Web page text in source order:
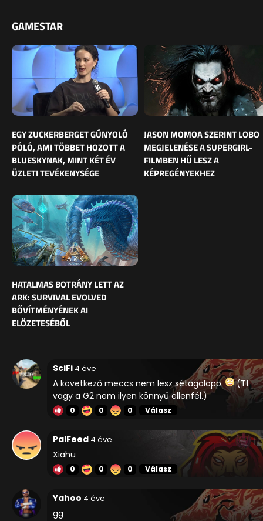
GAMESTAR
EGY ZUCKERBERGET GÚNYOLÓ
PÓLÓ, AMI TÖBBET HOZOTT A
BLUESKYNAK, MINT KÉT ÉV
ÜZLETI TEVÉKENYSÉGE
JASON MOMOA SZERINT LOBO
MEGJELENÉSE A SUPERGIRL-
FILMBEN HŰ LESZ A
KÉPREGÉNYEKHEZ
HATALMAS BOTRÁNY LETT AZ
ARK: SURVIVAL EVOLVED
BŐVÍTMÉNYÉNEK AI
ELŐZETESÉBŐL
SciFi 4 éve
A következő meccs nem lesz sétagalopp.
(T1
vagy a G2 nem ilyen könnyű ellenfél.)
0 0 0 Válasz
PalFeed 4 éve
Xiahu
0 0 0 Válasz
Yahoo 4 éve
gg